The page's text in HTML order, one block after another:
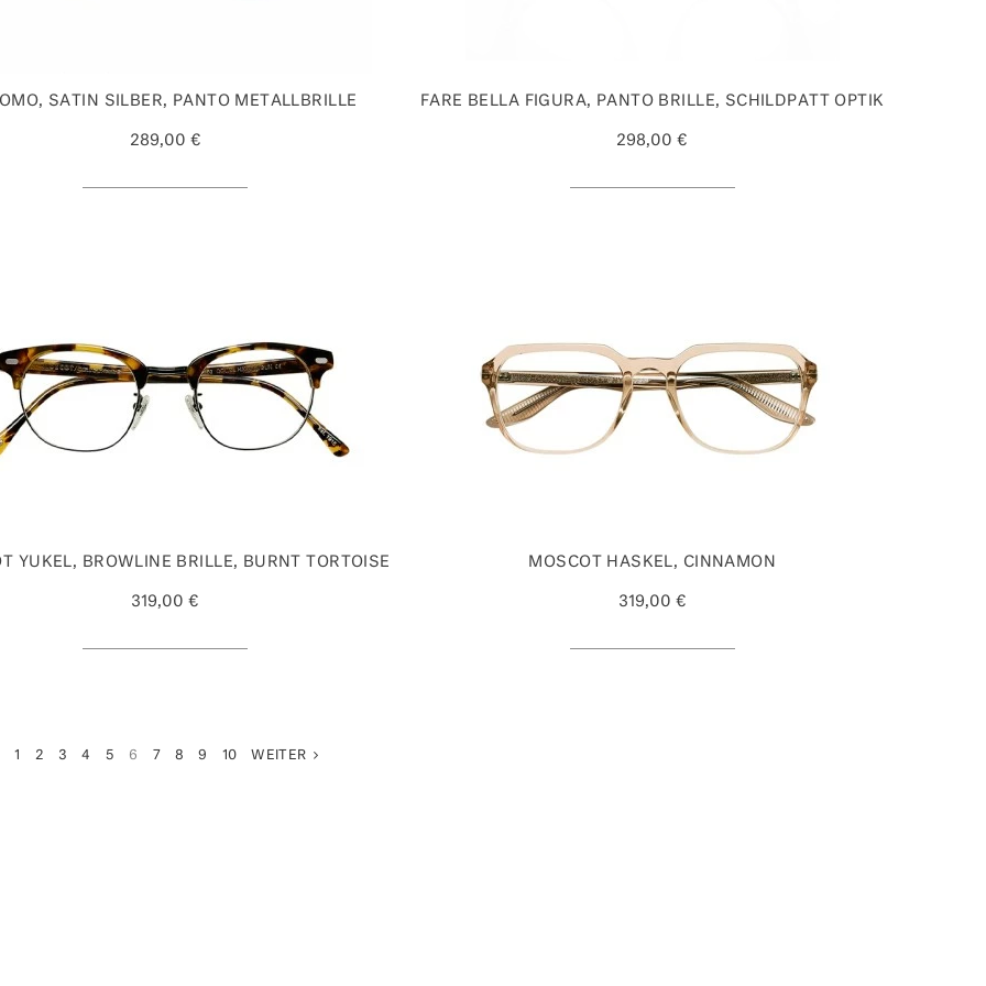
SATIN SILBER, PANTO METALLBRILLE
289,00 €
FARE BELLA FIGURA, PANTO BRILLE, SCHILDPATT OPTIK
298,00 €
YUKEL, BROWLINE BRILLE, BURNT TORTOISE
319,00 €
MOSCOT HASKEL, CINNAMON
319,00 €
1 2 3 4 5 6 7 8 9 10 WEITER